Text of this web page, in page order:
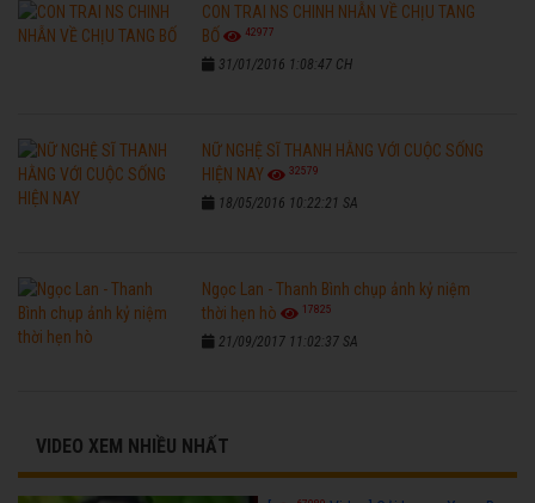
CON TRAI NS CHINH NHẪN VỀ CHỊU TANG
BỐ
42977
31/01/2016 1:08:47 CH
NỮ NGHỆ SĨ THANH HẰNG VỚI CUỘC SỐNG
HIỆN NAY
32579
18/05/2016 10:22:21 SA
Ngọc Lan - Thanh Bình chụp ảnh kỷ niệm
thời hẹn hò
17825
21/09/2017 11:02:37 SA
VIDEO XEM NHIỀU NHẤT